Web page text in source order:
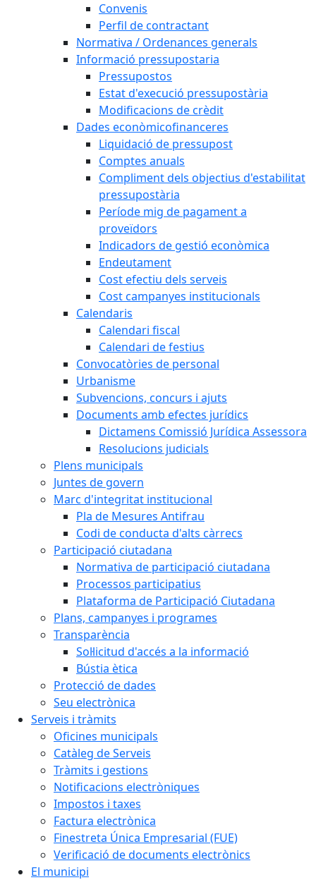
Convenis
Perfil de contractant
Normativa / Ordenances generals
Informació pressupostaria
Pressupostos
Estat d'execució pressupostària
Modificacions de crèdit
Dades econòmicofinanceres
Liquidació de pressupost
Comptes anuals
Compliment dels objectius d'estabilitat
pressupostària
Període mig de pagament a
proveïdors
Indicadors de gestió econòmica
Endeutament
Cost efectiu dels serveis
Cost campanyes institucionals
Calendaris
Calendari fiscal
Calendari de festius
Convocatòries de personal
Urbanisme
Subvencions, concurs i ajuts
Documents amb efectes jurídics
Dictamens Comissió Jurídica Assessora
Resolucions judicials
Plens municipals
Juntes de govern
Marc d'integritat institucional
Pla de Mesures Antifrau
Codi de conducta d'alts càrrecs
Participació ciutadana
Normativa de participació ciutadana
Processos participatius
Plataforma de Participació Ciutadana
Plans, campanyes i programes
Transparència
Sol·licitud d'accés a la informació
Bústia ètica
Protecció de dades
Seu electrònica
Serveis i tràmits
Oficines municipals
Catàleg de Serveis
Tràmits i gestions
Notificacions electròniques
Impostos i taxes
Factura electrònica
Finestreta Única Empresarial (FUE)
Verificació de documents electrònics
El municipi